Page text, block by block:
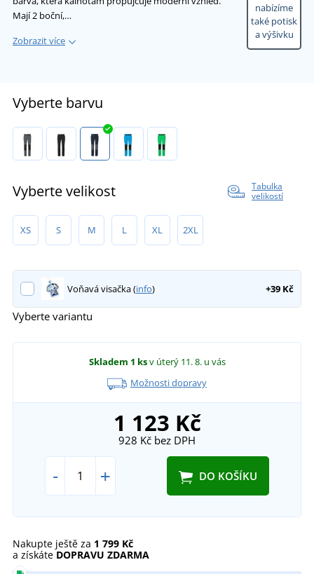
Mají 2 boční,…
Zobrazit více
nabízíme
také potisk
a výšivku
Vyberte barvu
Vyberte velikost
Tabulka
velikostí
XS S M L XL 2XL
Voňavá visačka (info) +39 Kč
Vyberte variantu
Skladem 1 ksv úterý 11. 8. u vás
Možnosti dopravy
1 123 Kč
928 Kč bez DPH
- + DO KOŠÍKU
Nakupte ještě za 1 799 Kč
a získáte DOPRAVU ZDARMA